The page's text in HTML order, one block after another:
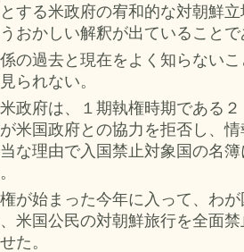
する米政府の宥和的な対朝鮮
おかしい解釈が出ていること
の過去と現在をよく知らない
られない。
政府は、１期執権時期である
米国政府との協力を拒否し、
な理由で入国禁止対象国の名
が始まった今年に入って、わ
米国公民の対朝鮮旅行を全面
た。